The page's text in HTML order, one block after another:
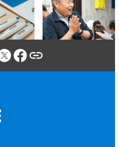
る規程等（併せて、以
います。）を遵守しな
とします。
が判断した場合、当社
に関して業務を委託す
否、参加の取り消しを
とします。
行う場合、当社は、そ
開示する義務を負わな